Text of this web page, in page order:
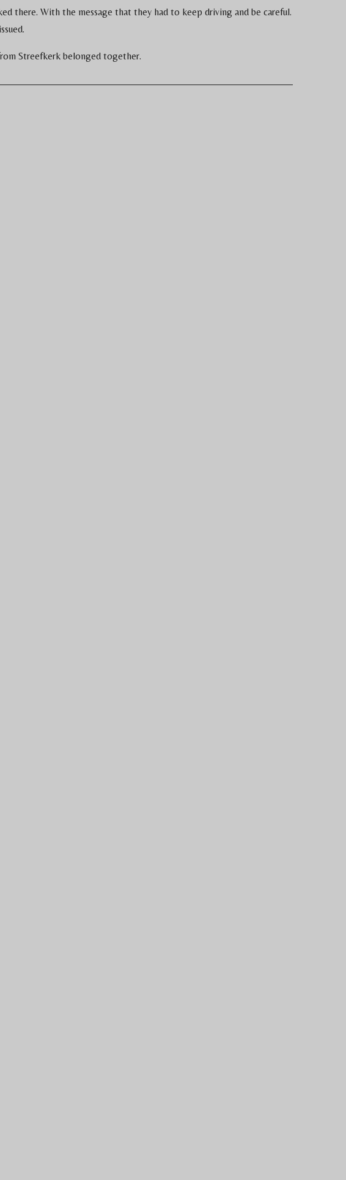
there. With the message that they had to keep driving and be careful.
Streefkerk belonged together.